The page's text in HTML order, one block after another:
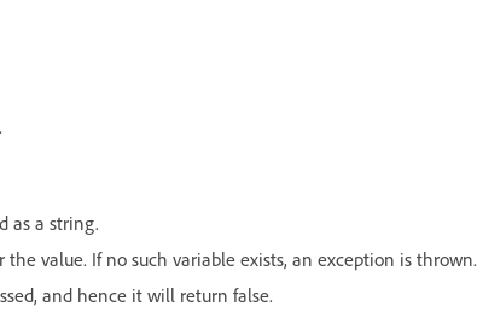
as a string.
value. If no such variable exists, an exception is thrown.
and hence it will return false.